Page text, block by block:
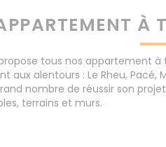
À
tous nos appartement
aux alentours : Le Rheu,
nombre de réussir son
terrains et murs.